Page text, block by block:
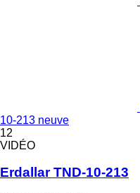
10-213 neuve
12
VIDÉO
Erdallar TND-10-213